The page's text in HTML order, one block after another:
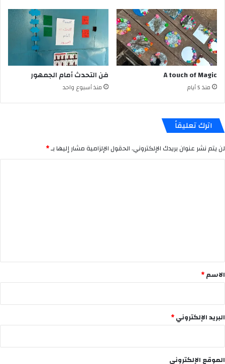
A touch of Magic
منذ 5 أيام
فن التحدث أمام الجمهور
منذ أسبوع واحد
اترك تعليقاً
لن يتم نشر عنوان بريدك الإلكتروني.الحقول الإلزامية مشار إليها بـ*
*
الاسم*
البريد الإلكتروني*
الموقع الإلكتروني